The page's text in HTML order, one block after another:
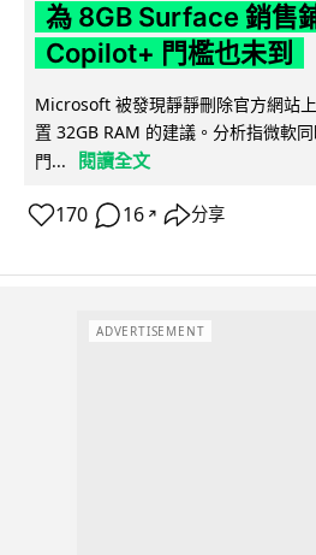
為 8GB Surface 銷售
Copilot+ 門檻也未到
Microsoft 被發現靜靜刪除官方網站
置 32GB RAM 的建議。分析指微軟
門...
閱讀全文
170 16 ↗ 分享
ADVERTISEMENT